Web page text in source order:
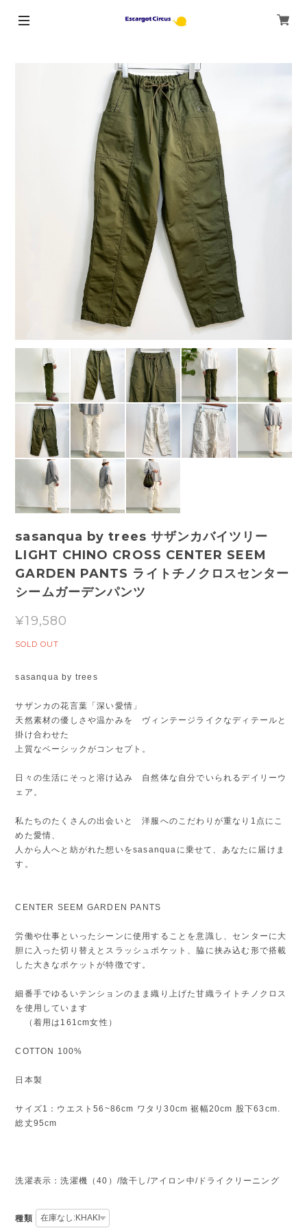
sasanqua by trees サザンカバイツリー
LIGHT CHINO CROSS CENTER SEEM
GARDEN PANTS ライトチノクロスセンター
シームガーデンパンツ
¥19,580
SOLD OUT
sasanqua by trees
サザンカの花言葉「深い愛情」
天然素材の優しさや温かみを ヴィンテージライクなディテールと
掛け合わせた
上質なベーシックがコンセプト。
日々の生活にそっと溶け込み 自然体な自分でいられるデイリーウ
ェア。
私たちのたくさんの出会いと 洋服へのこだわりが重なり1点にこ
めた愛情、
人から人へと紡がれた想いをsasanquaに乗せて、あなたに届けま
す。
CENTER SEEM GARDEN PANTS
労働や仕事といったシーンに使用することを意識し、センターに大
胆に入った切り替えとスラッシュポケット、脇に挟み込む形で搭載
した大きなポケットが特徴です。
細番手でゆるいテンションのまま織り上げた甘織ライトチノクロス
を使用しています
（着用は161cm女性）
COTTON 100%
日本製
サイズ1：ウエスト56~86cm ワタリ30cm 裾幅20cm 股下63cm.
総丈95cm
洗濯表示：洗濯機（40）/陰干し/アイロン中/ドライクリーニング
種類